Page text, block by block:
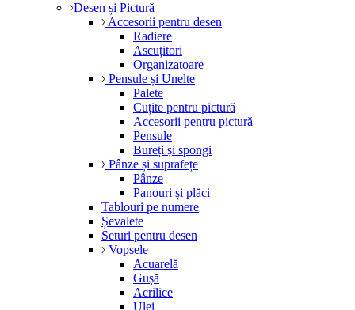
Desen și Pictură
Accesorii pentru desen
Radiere
Ascuțitori
Organizatoare
Pensule și Unelte
Palete
Cuțite pentru pictură
Accesorii pentru pictură
Pensule
Bureți și spongi
Pânze și suprafețe
Pânze
Panouri și plăci
Tablouri pe numere
Șevalete
Seturi pentru desen
Vopsele
Acuarelă
Gușă
Acrilice
Ulei